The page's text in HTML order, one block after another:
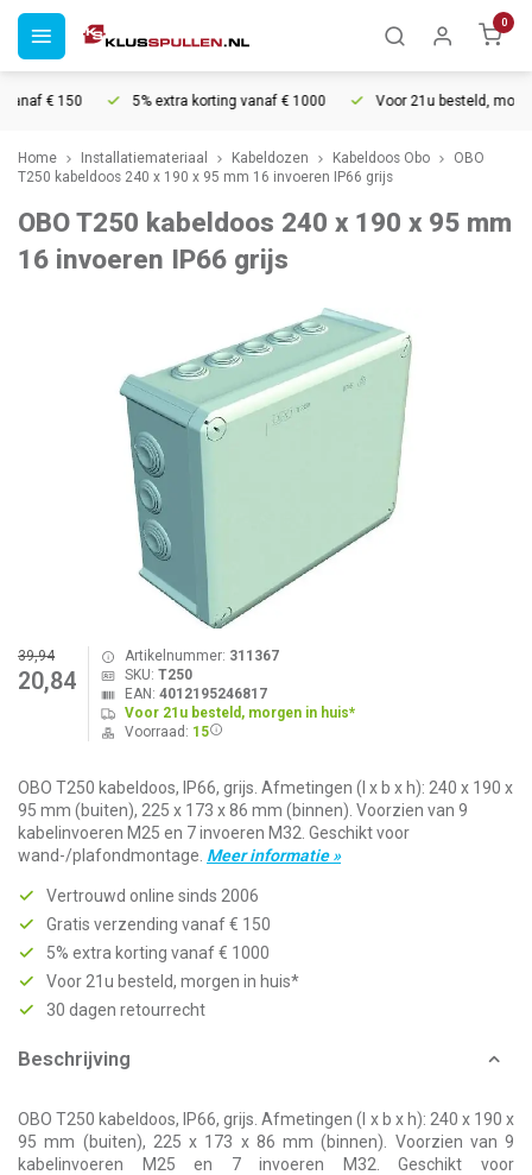
0
€ 150 5% extra korting vanaf € 1000 Voor 21u besteld, morgen
Home Installatiemateriaal Kabeldozen Kabeldoos Obo
OBO
T250 kabeldoos 240 x 190 x 95 mm 16 invoeren IP66 grijs
OBO T250 kabeldoos 240 x 190 x 95 mm
16 invoeren IP66 grijs
39,94
20,84
Artikelnummer: 311367
SKU: T250
EAN: 4012195246817
Voor 21u besteld, morgen in huis*
Voorraad: 15
OBO T250 kabeldoos, IP66, grijs. Afmetingen (l x b x h): 240 x 190 x
95 mm (buiten), 225 x 173 x 86 mm (binnen). Voorzien van 9
kabelinvoeren M25 en 7 invoeren M32. Geschikt voor
wand-/plafondmontage. Meer informatie »
Vertrouwd online sinds 2006
Gratis verzending vanaf € 150
5% extra korting vanaf € 1000
Voor 21u besteld, morgen in huis*
30 dagen retourrecht
Beschrijving
OBO T250 kabeldoos, IP66, grijs. Afmetingen (l x b x h): 240 x 190 x
95 mm (buiten), 225 x 173 x 86 mm (binnen). Voorzien van 9
kabelinvoeren M25 en 7 invoeren M32. Geschikt voor